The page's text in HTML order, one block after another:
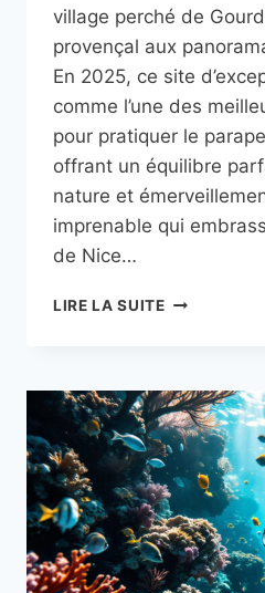
village perché de
provençal aux
En 2025, ce site
comme l’une des
pour pratiquer le
offrant un équilibre
nature et
imprenable qui
de Nice…
LIRE LA SUITEFAIRE
DESSUS
DE
GOURDON